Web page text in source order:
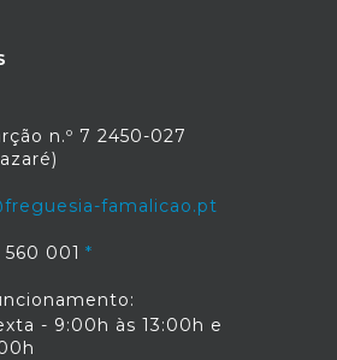
n.º 7 2450-027
famalicao.pt
001
- 9:00h às 13:00h e